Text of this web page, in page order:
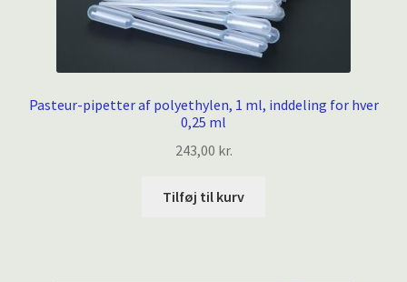
Pasteur-pipetter af polyethylen, 1 ml, inddeling for hver
0,25 ml
243,00 kr.
Tilføj til kurv